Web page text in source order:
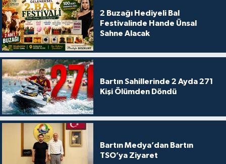
2 Buzağı Hediyeli Bal
Festivalinde Hande Ünsal
Sahne Alacak
Bartın Sahillerinde 2 Ayda 271
Kişi Ölümden Döndü
Bartın Medya’dan Bartın
TSO’ya Ziyaret